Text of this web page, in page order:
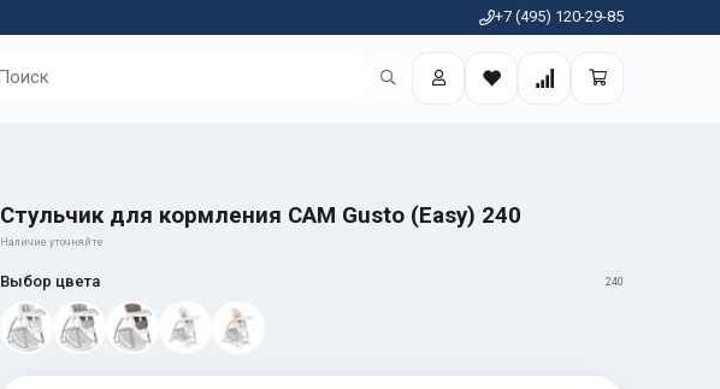
+7 (495) 120-29-85
Стульчик для кормления CAM Gusto (Easy) 240
Наличие уточняйте
Выбор цвета 240